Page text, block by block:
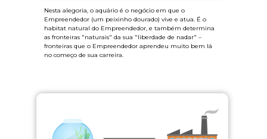
Nesta alegoria, o aquário é o negócio em que o
Empreendedor (um peixinho dourado) vive e atua. É o
habitat natural do Empreendedor, e também determina
as fronteiras "naturais" da sua "liberdade de nadar" –
fronteiras que o Empreendedor aprendeu muito bem lá
no começo de sua carreira.